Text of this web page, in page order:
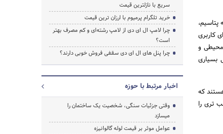
کاربری
محیطی و
بسیاری
که
تری را
سریع با نازلترین قیمت
خرید تلگرام پرمیوم با ارزان ترین قیمت
چرا لامپ ال ای دی از لامپ رشته‌ای و کم مصرف بهتر
است؟
چرا پنل های ال ای دی سقفی فروش خوبی دارند؟
اخبار مرتبط با حوزه
وقتی جزئیات سنگی، شخصیت یک ساختمان را
میسازد
عوامل موثر بر قیمت لوله گالوانیزه